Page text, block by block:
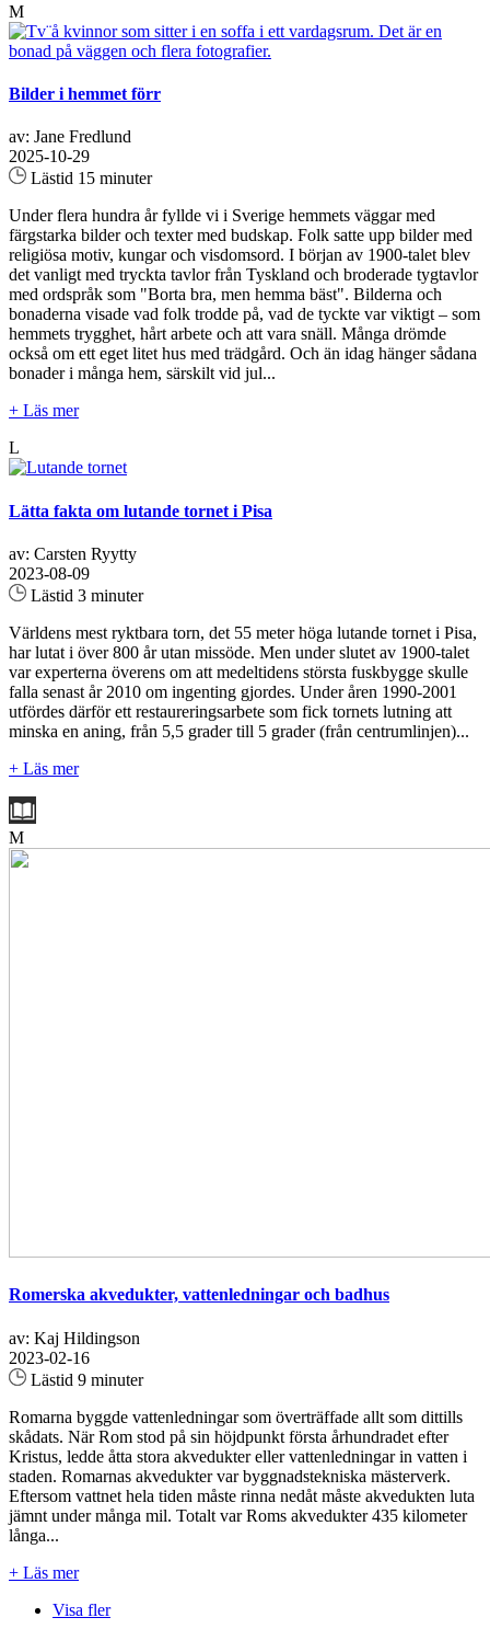
M
Bilder i hemmet förr
av: Jane Fredlund
2025-10-29
Lästid 15 minuter
Under flera hundra år fyllde vi i Sverige hemmets väggar med
färgstarka bilder och texter med budskap. Folk satte upp bilder med
religiösa motiv, kungar och visdomsord. I början av 1900-talet blev
det vanligt med tryckta tavlor från Tyskland och broderade tygtavlor
med ordspråk som "Borta bra, men hemma bäst". Bilderna och
bonaderna visade vad folk trodde på, vad de tyckte var viktigt – som
hemmets trygghet, hårt arbete och att vara snäll. Många drömde
också om ett eget litet hus med trädgård. Och än idag hänger sådana
bonader i många hem, särskilt vid jul...
+ Läs mer
L
Lätta fakta om lutande tornet i Pisa
av: Carsten Ryytty
2023-08-09
Lästid 3 minuter
Världens mest ryktbara torn, det 55 meter höga lutande tornet i Pisa,
har lutat i över 800 år utan missöde. Men under slutet av 1900-talet
var experterna överens om att medeltidens största fuskbygge skulle
falla senast år 2010 om ingenting gjordes. Under åren 1990-2001
utfördes därför ett restaureringsarbete som fick tornets lutning att
minska en aning, från 5,5 grader till 5 grader (från centrumlinjen)...
+ Läs mer
M
Romerska akvedukter, vattenledningar och badhus
av: Kaj Hildingson
2023-02-16
Lästid 9 minuter
Romarna byggde vattenledningar som överträffade allt som dittills
skådats. När Rom stod på sin höjdpunkt första århundradet efter
Kristus, ledde åtta stora akvedukter eller vattenledningar in vatten i
staden. Romarnas akvedukter var byggnadstekniska mästerverk.
Eftersom vattnet hela tiden måste rinna nedåt måste akvedukten luta
jämnt under många mil. Totalt var Roms akvedukter 435 kilometer
långa...
+ Läs mer
Visa fler